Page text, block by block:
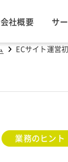
会社概要 サ